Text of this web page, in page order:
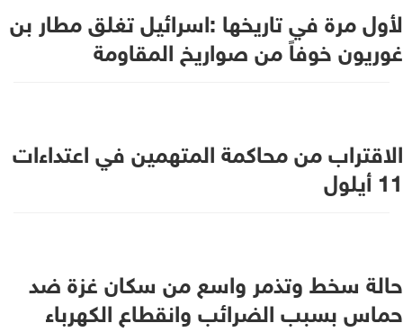
لأول مرة في تاريخها :اسرائيل تغلق مطار بن
غوريون خوفاً من صواريخ المقاومة
الاقتراب من محاكمة المتهمين في اعتداءات
11 أيلول
حالة سخط وتذمر واسع من سكان غزة ضد
حماس بسبب الضرائب وانقطاع الكهرباء